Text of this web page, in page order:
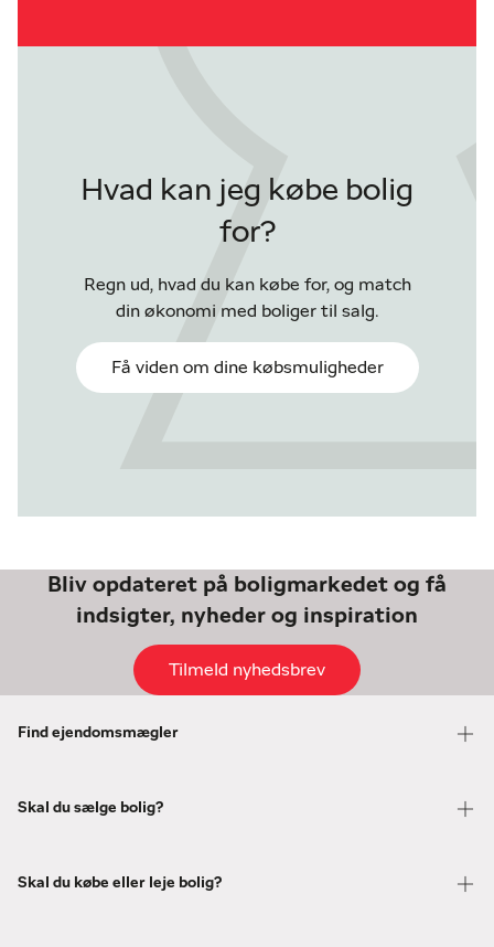
Hvad kan jeg købe bolig
for?
Regn ud, hvad du kan købe for, og match
din økonomi med boliger til salg.
Få viden om dine købsmuligheder
Bliv opdateret på boligmarkedet og få
indsigter, nyheder og inspiration
Tilmeld nyhedsbrev
Find ejendomsmægler
Skal du sælge bolig?
Skal du købe eller leje bolig?